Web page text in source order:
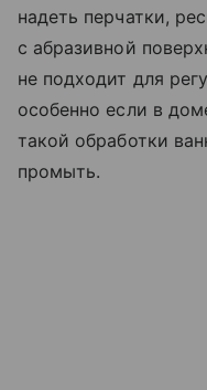
надеть перчатки,
с абразивной
не подходит для
особенно если в
такой обработки
промыть.